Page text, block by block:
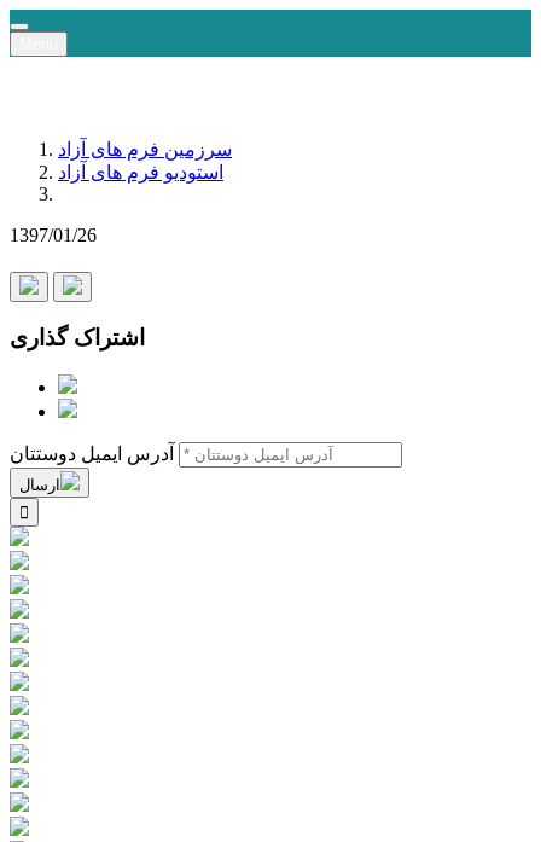
سرزمین فرم های آزاد
استودیو فرم های آزاد
1397/01/26
اشتراک گذاری
آدرس ایمیل دوستتان
ارسال
